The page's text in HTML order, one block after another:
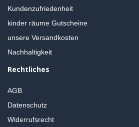
Kundenzufriedenheit
kinder räume Gutscheine
unsere Versandkosten
Nachhaltigkeit
Rechtliches
AGB
Datenschutz
Widerrufsrecht